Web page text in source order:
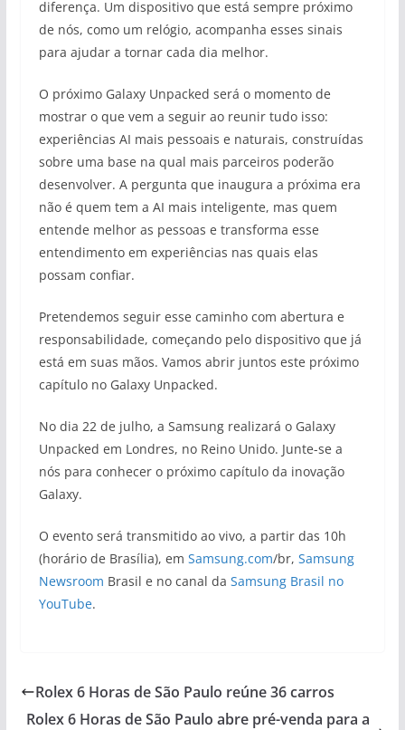
diferença. Um dispositivo que está sempre próximo
de nós, como um relógio, acompanha esses sinais
para ajudar a tornar cada dia melhor.
O próximo Galaxy Unpacked será o momento de
mostrar o que vem a seguir ao reunir tudo isso:
experiências AI mais pessoais e naturais, construídas
sobre uma base na qual mais parceiros poderão
desenvolver. A pergunta que inaugura a próxima era
não é quem tem a AI mais inteligente, mas quem
entende melhor as pessoas e transforma esse
entendimento em experiências nas quais elas
possam confiar.
Pretendemos seguir esse caminho com abertura e
responsabilidade, começando pelo dispositivo que já
está em suas mãos. Vamos abrir juntos este próximo
capítulo no Galaxy Unpacked.
No dia 22 de julho, a Samsung realizará o Galaxy
Unpacked em Londres, no Reino Unido. Junte-se a
nós para conhecer o próximo capítulo da inovação
Galaxy.
O evento será transmitido ao vivo, a partir das 10h
(horário de Brasília), em Samsung.com/br, Samsung
Newsroom Brasil e no canal da Samsung Brasil no
YouTube.
Rolex 6 Horas de São Paulo reúne 36 carros
Rolex 6 Horas de São Paulo abre pré-venda para a